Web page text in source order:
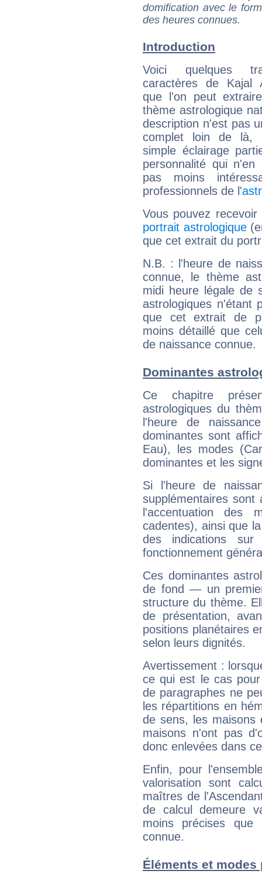
domification avec le
des heures connues.
Introduction
Voici quelques
caractères de Kajal
que l'on peut
thème astrologique
description n'est pas
complet loin de là,
simple éclairage
personnalité qui n'en
pas moins
professionnels de l'
Vous pouvez
portrait astrologique
que cet extrait du
N.B. : l'heure de
connue, le thème
midi heure légale de
astrologiques n'étant
que cet extrait de
moins détaillé que
de naissance connue.
Dominantes
Ce chapitre
astrologiques du
l'heure de
dominantes sont
Eau), les modes
dominantes et les
Si l'heure de
supplémentaires sont
l'accentuation des
cadentes), ainsi que
des indications sur
fonctionnement
Ces dominantes
de fond — un
structure du thème.
de présentation,
positions planétaires
selon leurs dignités.
Avertissement :
ce qui est le cas
de paragraphes ne
les répartitions en
de sens, les maisons
maisons n'ont pas
donc enlevées dans
Enfin, pour
valorisation sont
maîtres de
de calcul demeure
moins précises que
connue.
Éléments et modes